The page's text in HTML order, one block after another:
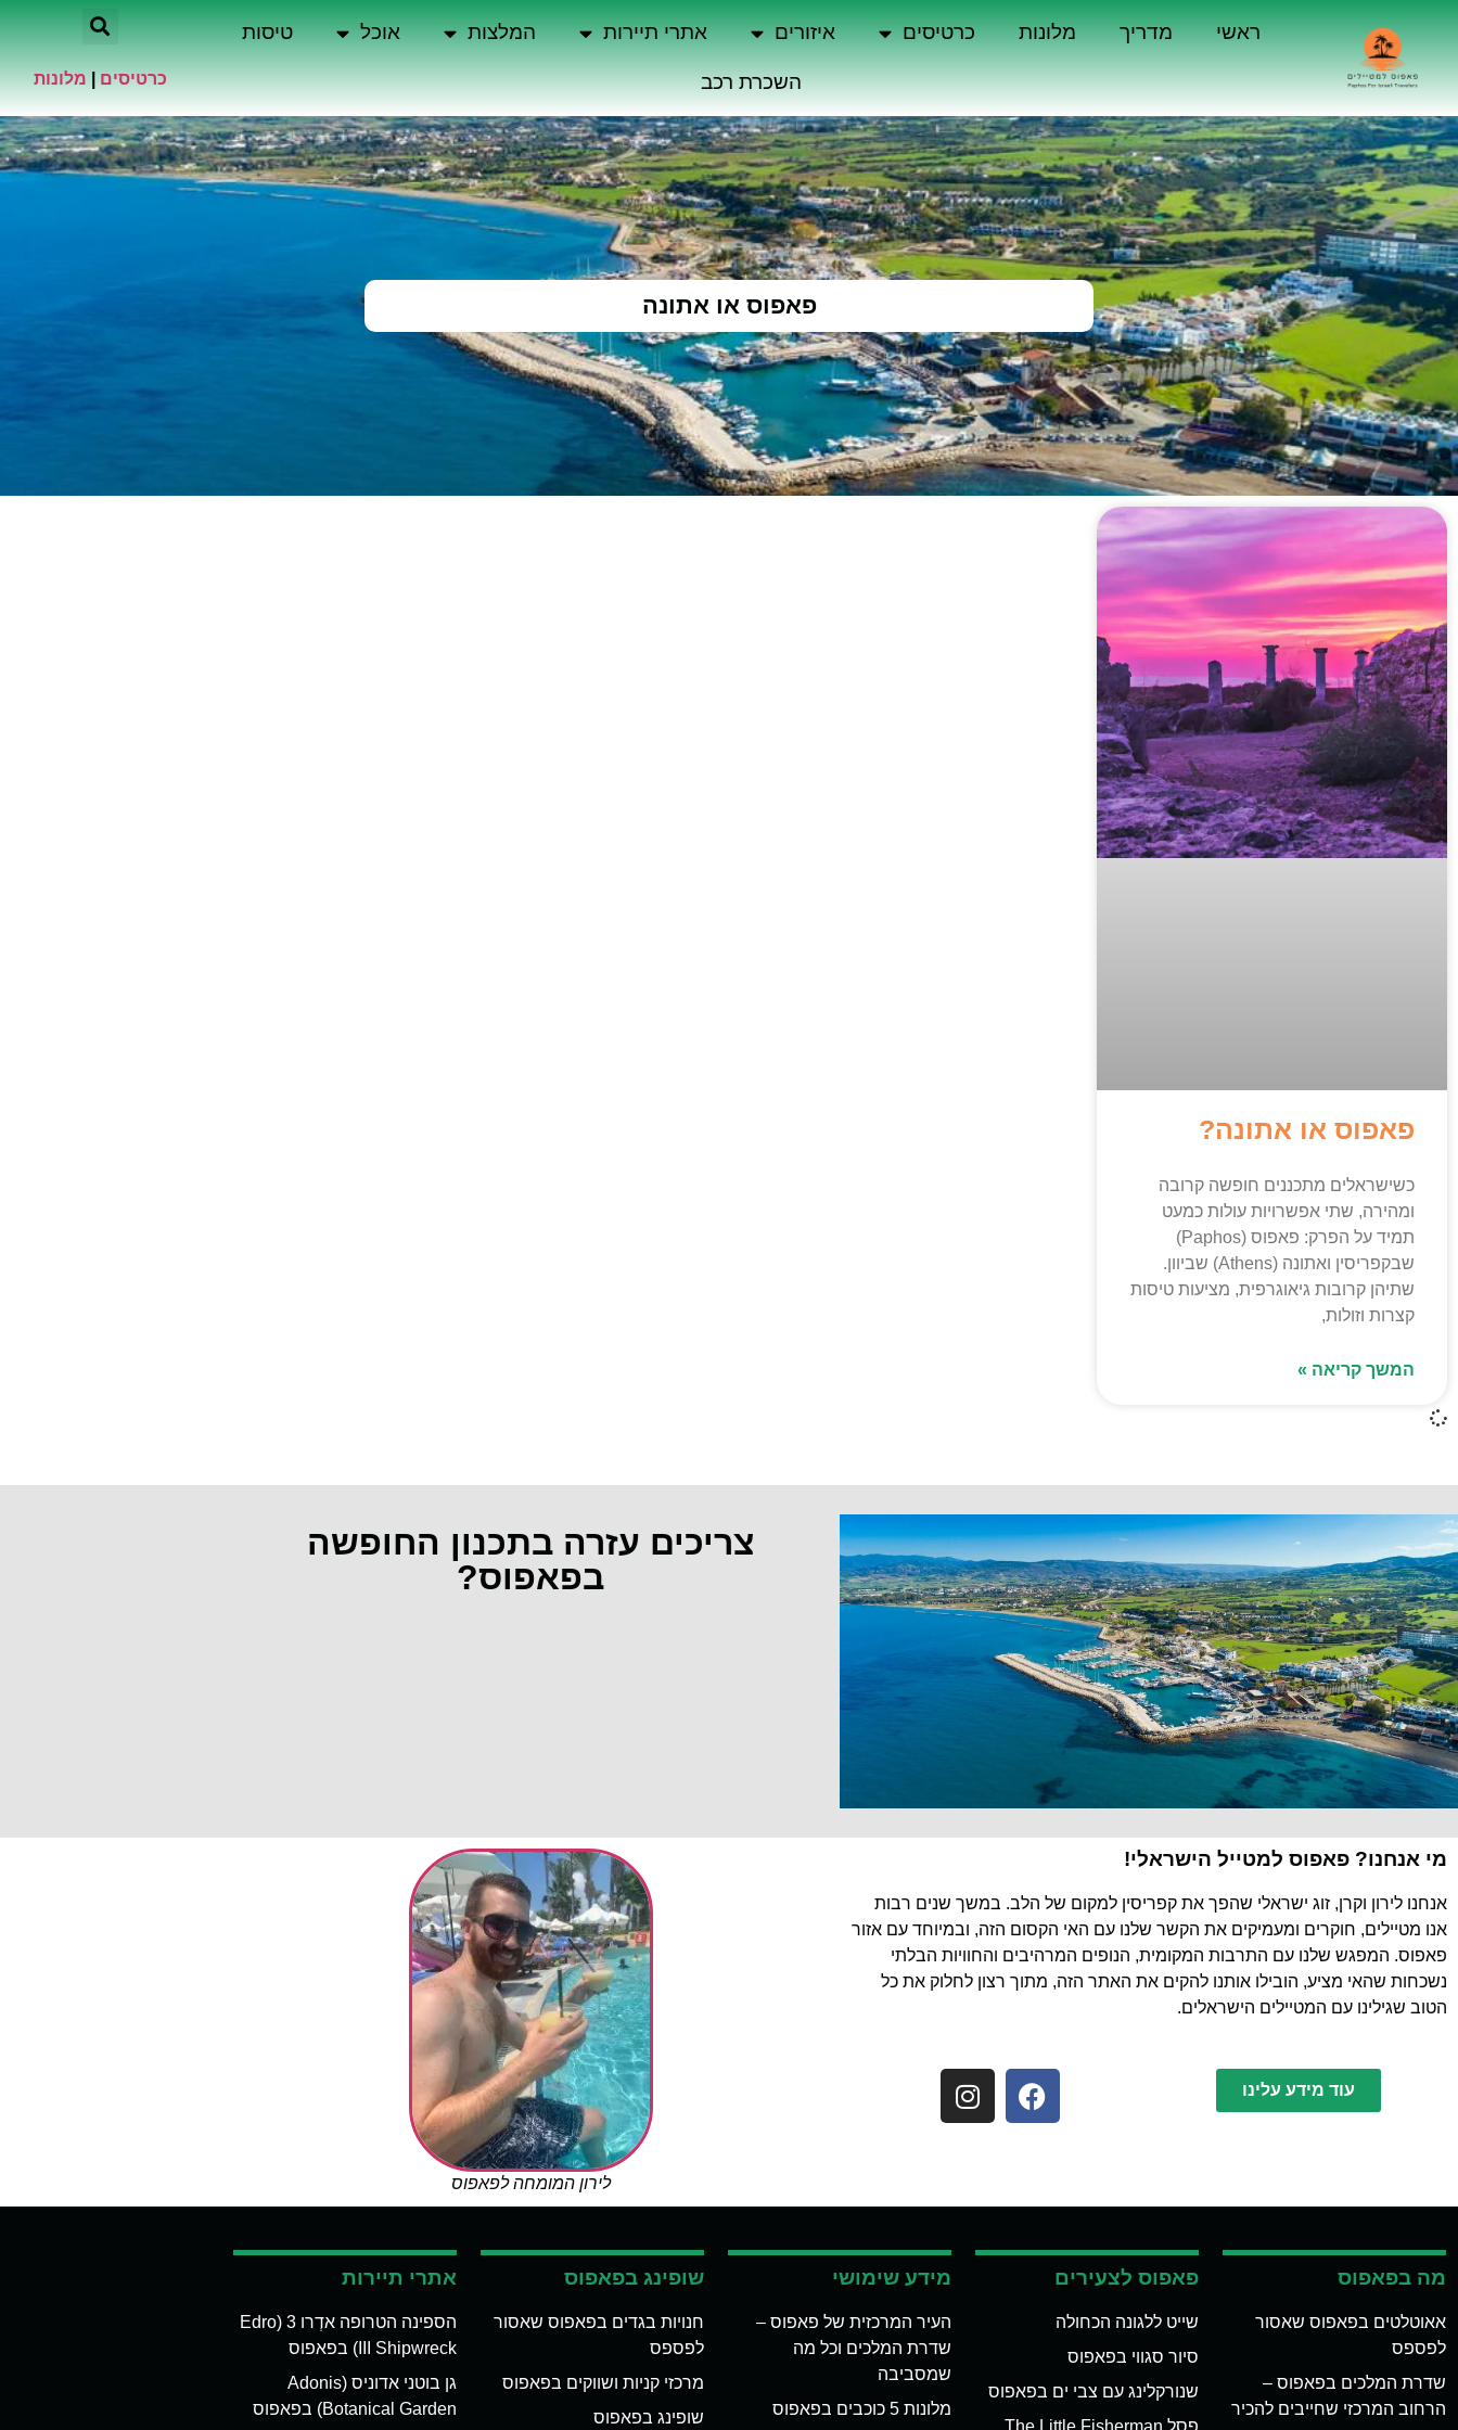
ראשי מדריך מלונות כרטיסים איזורים אתרי תיירות המלצות אוכל טיסות
השכרת רכב כרטיסים מלונות
פאפוס או אתונה
פאפוס או אתונה?
כשישראלים מתכננים חופשה קרובה
ומהירה, שתי אפשרויות עולות כמעט
תמיד על הפרק: פאפוס (Paphos)
שבקפריסין ואתונה (Athens) שביוון.
שתיהן קרובות גיאוגרפית, מציעות טיסות
קצרות וזולות,
המשך קריאה »
צריכים עזרה בתכנון החופשה
בפאפוס?
מי אנחנו? פאפוס למטייל הישראלי!
אנחנו לירון וקרן, זוג ישראלי שהפך את קפריסין למקום של הלב. במשך שנים רבות
אנו מטיילים, חוקרים ומעמיקים את הקשר שלנו עם האי הקסום הזה, ובמיוחד עם אזור
פאפוס. המפגש שלנו עם התרבות המקומית, הנופים המרהיבים והחוויות הבלתי
נשכחות שהאי מציע, הובילו אותנו להקים את האתר הזה, מתוך רצון לחלוק את כל
הטוב שגילינו עם המטיילים הישראלים.
עוד מידע עלינו
לירון המומחה לפאפוס
מה בפאפוס
אאוטלטים בפאפוס שאסור
לפספס
שדרת המלכים בפאפוס –
הרחוב המרכזי שחייבים להכיר
פאפוס לצעירים
שייט ללגונה הכחולה
סיור סגווי בפאפוס
שנורקלינג עם צבי ים בפאפוס
מידע שימושי
העיר המרכזית של פאפוס –
שדרת המלכים וכל מה
שמסביבה
מלונות 5 כוכבים בפאפוס
שופינג בפאפוס
חנויות בגדים בפאפוס שאסור
לפספס
מרכזי קניות ושווקים בפאפוס
שופינג בפאפוס
אתרי תיירות
הספינה הטרופה אדְרו 3 (Edro
III Shipwreck) בפאפוס
גן בוטני אדוניס (Adonis
Botanical Garden) בפאפוס